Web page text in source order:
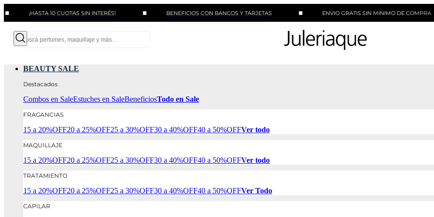
¡HASTA 10 CUOTAS SIN INTERÉS! BENEFICIOS CON BANCOS Y TARJETAS ENVIO GRATIS SIN MINIMO DE COMPRA
BEAUTY SALE
Destacados
Combos en SaleEstuches en SaleBeneficiosTodo en Sale
FRAGANCIAS
15 a 20%OFF20 a 25%OFF25 a 30%OFF30 a 40%OFF40 a 50%OFFVer todo
MAQUILLAJE
15 a 20%OFF20 a 25%OFF25 a 30%OFF30 a 40%OFF40 a 50%OFFVer todo
TRATAMIENTO
15 a 20%OFF20 a 25%OFF25 a 30%OFF30 a 40%OFF40 a 50%OFFVer Todo
CAPILAR